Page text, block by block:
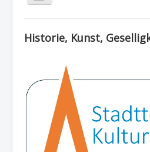
Verein
Museum
Ausstellungen
Aktuell
Literatur
Historie, Kunst,